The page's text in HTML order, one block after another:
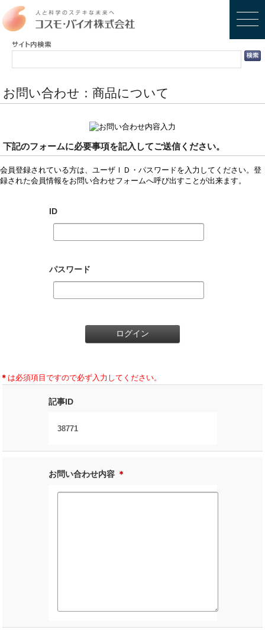
お問い合わせ：商品について
下記のフォームに必要事項を記入してご送信ください。
会員登録されている方は、ユーザＩＤ・パスワードを入力してください。登
録された会員情報をお問い合わせフォームへ呼び出すことが出来ます。
ID
パスワード
＊ は必須項目ですので必ず入力してください。
記事ID
38771
お問い合わせ内容 ＊